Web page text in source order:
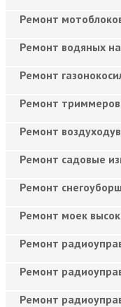
Ремонт
Ремонт водяных
Ремонт
Ремонт триммеров
Ремонт
Ремонт садовые
Ремонт
Ремонт моек
Ремонт
Ремонт
Ремонт